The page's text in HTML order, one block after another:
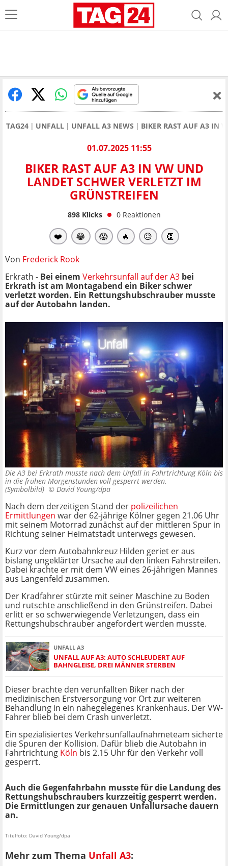
TAG24 UNFALL UNFALL A3 NEWS BIKER RAST AUF A3 IN
01.07.2025 11:55
BIKER RAST AUF A3 IN VW UND
LANDET SCHWER VERLETZT IM
GRÜNSTREIFEN
898Klicks 0 Reaktionen
❤️ 😂 😱 🔥 😥 👏
Von Frederick Rook
Erkrath - Bei einem Verkehrsunfall auf der A3 bei
Erkrath ist am Montagabend ein Biker schwer
verletzt worden. Ein Rettungshubschrauber musste
auf der Autobahn landen.
Die A3 bei Erkrath musste nach dem Unfall in Fahrtrichtung Köln bis
in die frühen Morgenstunden voll gesperrt werden.
(Symbolbild) © David Young/dpa
Nach dem derzeitigen Stand der polizeilichen
Ermittlungen war der 62-jährige Kölner gegen 21.06 Uhr
mit seinem Motorrad zunächst auf der mittleren Spur in
Richtung seiner Heimatstadt unterwegs gewesen.
Kurz vor dem Autobahnkreuz Hilden geriet er aus
bislang ungeklärter Ursache auf den linken Fahrstreifen.
Dabei krachte er mit dem VW eines 26-jährigen Mannes
aus Langenfeld zusammen.
Der Kradfahrer stürzte mit seiner Maschine zu Boden
und rutschte anschließend in den Grünstreifen. Dabei
erlitt er so schwerwiegende Verletzungen, dass ein
Rettungshubschrauber angefordert werden musste.
UNFALL A3
UNFALL AUF A3: AUTO SCHLEUDERT AUF
BAHNGLEISE, DREI MÄNNER STERBEN
Dieser brachte den verunfallten Biker nach der
medizinischen Erstversorgung vor Ort zur weiteren
Behandlung in ein nahegelegenes Krankenhaus. Der VW-
Fahrer blieb bei dem Crash unverletzt.
Ein spezialisiertes Verkehrsunfallaufnahmeteam sicherte
die Spuren der Kollision. Dafür blieb die Autobahn in
Fahrtrichtung Köln bis 2.15 Uhr für den Verkehr voll
gesperrt.
Auch die Gegenfahrbahn musste für die Landung des
Rettungshubschraubers kurzzeitig gesperrt werden.
Die Ermittlungen zur genauen Unfallursache dauern
an.
Titelfoto: David Young/dpa
Mehr zum Thema Unfall A3: